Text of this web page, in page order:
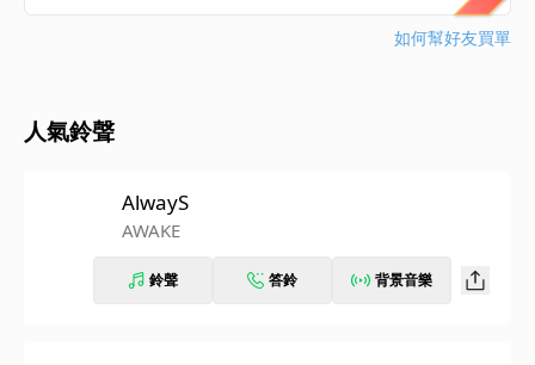
如何幫好友買單
人氣鈴聲
AlwayS
AWAKE
鈴聲 答鈴 背景音樂